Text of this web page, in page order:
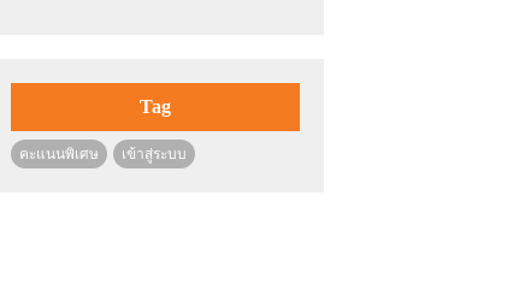
Tag
คะแนนพิเศษ เข้าสู่ระบบ